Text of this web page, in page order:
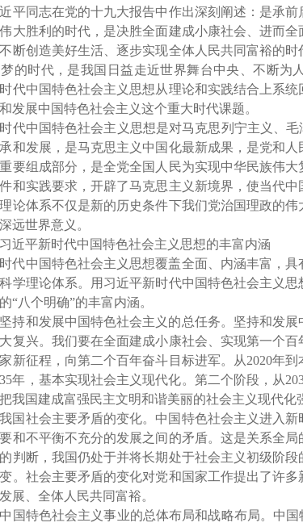
平同志在党的十九大报告中作出深刻阐述：是承
大胜利的时代，是决胜全面建成小康社会、进而
断创造美好生活、逐步实现全体人民共同富裕的
的时代，是我国日益走近世界舞台中央、不断为
代中国特色社会主义思想从理论和实践结合上系
发展中国特色社会主义这个重大时代课题。
代中国特色社会主义思想是对马克思列宁主义、
和发展，是马克思主义中国化最新成果，是党和
要组成部分，是全党全国人民为实现中华民族伟
和实践要求，开辟了马克思主义新境界，使当代
论体系不仅是新的历史条件下我们党治国理政的
远世界意义。
近平新时代中国特色社会主义思想的丰富内涵
代中国特色社会主义思想覆盖全面、内涵丰富，
学理论体系。用习近平新时代中国特色社会主义
“八个明确”的丰富内涵。
持和发展中国特色社会主义的总任务。坚持和发
复兴。我们要在全面建成小康社会、实现第一个
新征程，向第二个百年奋斗目标进军。从2020年
年，基本实现社会主义现代化。第二个阶段，从
我国建成富强民主文明和谐美丽的社会主义现代化
国社会主要矛盾的变化。中国特色社会主义进入
和不平衡不充分的发展之间的矛盾。这是关系全
判断，我国仍处于并将长期处于社会主义初级阶
。社会主要矛盾的变化对党和国家工作提出了许
展、全体人民共同富裕。
国特色社会主义事业的总体布局和战略布局。中